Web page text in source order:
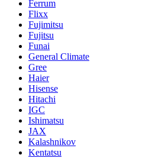
Ferrum
Flixx
Fujimitsu
Fujitsu
Funai
General Climate
Gree
Haier
Hisense
Hitachi
IGC
Ishimatsu
JAX
Kalashnikov
Kentatsu